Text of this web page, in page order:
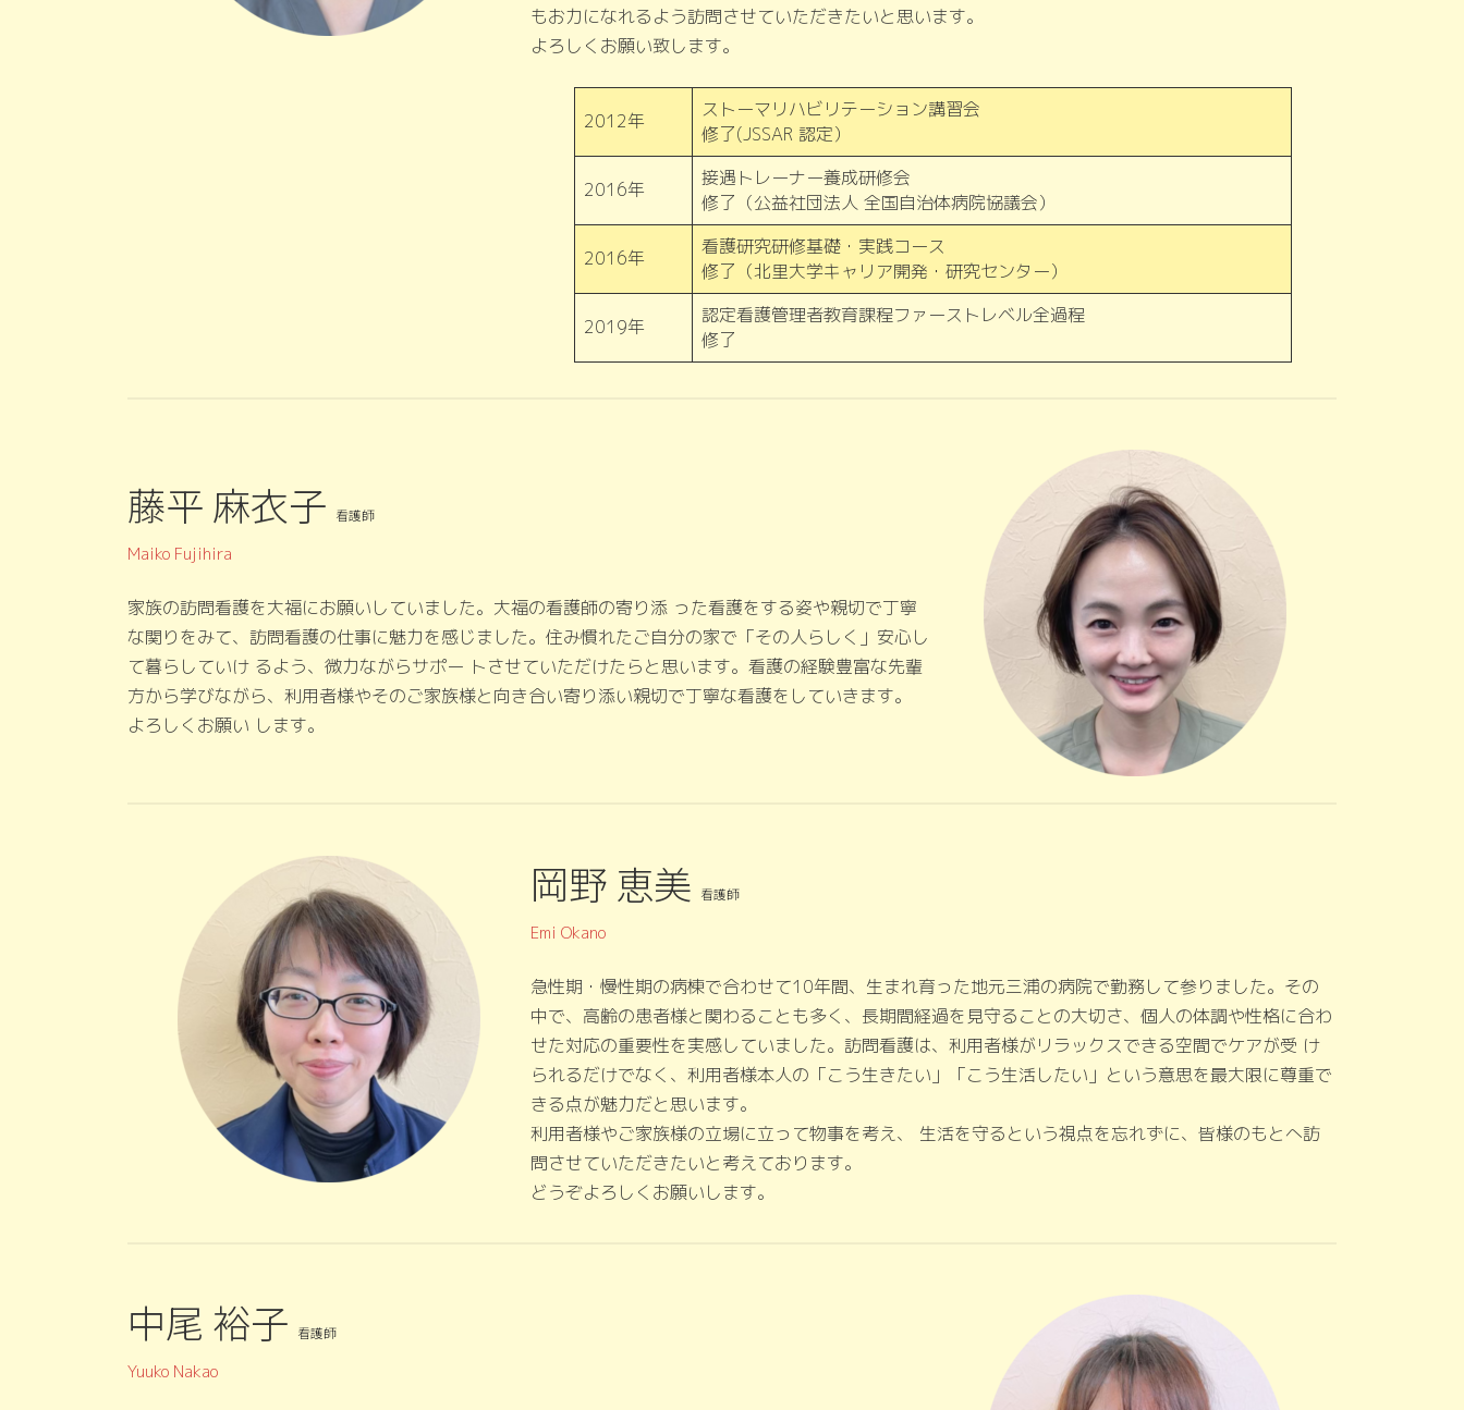
もお力になれるよう訪問させていただきたいと思います。
よろしくお願い致します。
2012年
ストーマリハビリテーション講習会
修了(JSSAR 認定）
2016年
接遇トレーナー養成研修会
修了（公益社団法人 全国自治体病院協議会）
2016年
看護研究研修基礎・実践コース
修了（北里大学キャリア開発・研究センター）
2019年
認定看護管理者教育課程ファーストレベル全過程
修了
藤平 麻衣子 看護師
Maiko Fujihira
家族の訪問看護を大福にお願いしていました。大福の看護師の寄り添 った看護をする姿や親切で丁寧
な関りをみて、訪問看護の仕事に魅力を感じました。住み慣れたご自分の家で「その人らしく」安心し
て暮らしていけ るよう、微力ながらサポー トさせていただけたらと思います。看護の経験豊富な先輩
方から学びながら、利用者様やそのご家族様と向き合い寄り添い親切で丁寧な看護をしていきます。
よろしくお願い します。
岡野 恵美 看護師
Emi Okano
急性期・慢性期の病棟で合わせて10年間、生まれ育った地元三浦の病院で勤務して参りました。その
中で、高齢の患者様と関わることも多く、長期間経過を見守ることの大切さ、個人の体調や性格に合わ
せた対応の重要性を実感していました。訪問看護は、利用者様がリラックスできる空間でケアが受 け
られるだけでなく、利用者様本人の「こう生きたい」「こう生活したい」という意思を最大限に尊重で
きる点が魅力だと思います。
利用者様やご家族様の立場に立って物事を考え、 生活を守るという視点を忘れずに、皆様のもとへ訪
問させていただきたいと考えております。
どうぞよろしくお願いします。
中尾 裕子 看護師
Yuuko Nakao